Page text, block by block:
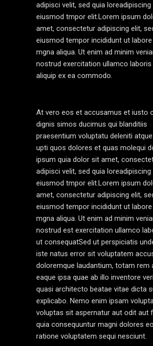
adipisci velit, sed quia loreadipiscing
eiusmod tmpor elit.Lorem ipsum
amet, consectetur adipiscing elit,
eiusmod tempor incididunt ut
mgna aliqua. Ut enim ad minim
nostrud exercitation ullamco
aliquip ex ea commodo.
At vero eos et accusamus et iusto
dignis simos ducimus qui blanditiis
praesentium voluptatu deleniti
upti quos dolores et quas molequi
ipsum quia dolor sit amet,
adipisci velit, sed quia loreadipiscing
eiusmod tmpor elit.Lorem ipsum
amet, consectetur adipiscing elit,
eiusmod tempor incididunt ut
mgna aliqua. Ut enim ad minim
nostrud est exercitation ullamco
ut consequatSed ut perspiciatis
iste natus error sit voluptatem
doloremque laudantium, totam rem
eaque ipsa quae ab illo inventore
quasi architecto beatae vitae dicta
explicabo. Nemo enim ipsam
voluptas sit aspernatur aut odit aut
quia consequuntur magni dolores
ratione voluptatem sequi nesciunt.